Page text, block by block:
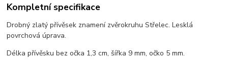
Kompletní specifikace
Drobný zlatý přívěsek znamení zvěrokruhu Střelec. Lesklá
povrchová úprava.
Délka přívěsku bez očka 1,3 cm, šířka 9 mm, očko 5 mm.